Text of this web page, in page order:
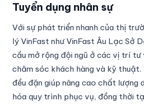
Tuyển dụng nhân sự
Với sự phát triển nhanh của thị
lý VinFast như VinFast Âu Lạc Sở
cầu mở rộng đội ngũ ở các vị trí tư
chăm sóc khách hàng và kỹ thuật.
đều đặn giúp nâng cao chất lượng
hóa quy trình phục vụ, đồng thời